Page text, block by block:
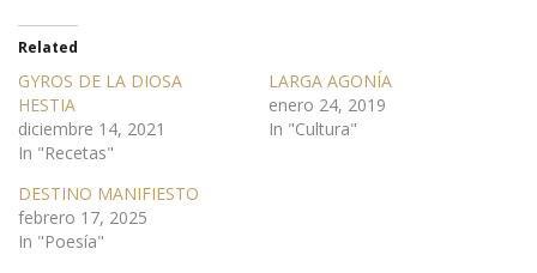
Related
GYROS DE LA DIOSA
HESTIA
diciembre 14, 2021
In "Recetas"
LARGA AGONÍA
enero 24, 2019
In "Cultura"
DESTINO MANIFIESTO
febrero 17, 2025
In "Poesía"